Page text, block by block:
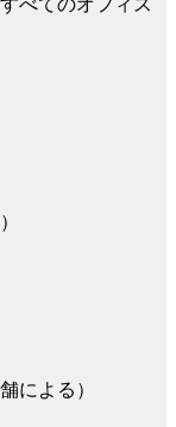
べてのオフィス
による）